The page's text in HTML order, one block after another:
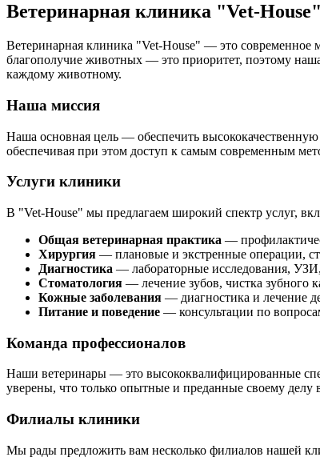
Ветеринарная клиника "Vet-House"
Ветеринарная клиника "Vet-House" — это
благополучие животных — это приоритет, поэтому
каждому животному.
Наша миссия
Наша основная цель — обеспечить
обеспечивая при этом доступ к самым современным
Услуги клиники
В "Vet-House" мы предлагаем широкий спектр услуг,
Общая ветеринарная практика —
Хирургия — плановые и экстренные операции,
Диагностика — лабораторные исследования,
Стоматология — лечение зубов, чистка зубного
Кожные заболевания — диагностика и лечение
Питание и поведение — консультации по
Команда профессионалов
Наши ветеринары — это высококвалифицированные
уверены, что только опытные и преданные своему
Филиалы клиники
Мы рады предложить вам несколько филиалов нашей